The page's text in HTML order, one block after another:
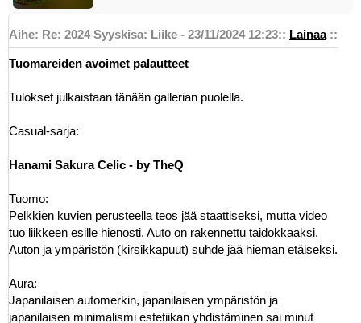
:: Lainaa::
Aihe: Re: 2024 Syyskisa: Liike - 23/11/2024 12:23
Tuomareiden avoimet palautteet
Tulokset julkaistaan tänään gallerian puolella.
Casual-sarja:
Hanami Sakura Celic - by TheQ
Tuomo:
Pelkkien kuvien perusteella teos jää staattiseksi, mutta video
tuo liikkeen esille hienosti. Auto on rakennettu taidokkaaksi.
Auton ja ympäristön (kirsikkapuut) suhde jää hieman etäiseksi.
Aura:
Japanilaisen automerkin, japanilaisen ympäristön ja
japanilaisen minimalismi estetiikan yhdistäminen sai minut